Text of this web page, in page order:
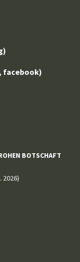
facebook)
BOTSCHAFT
2026)